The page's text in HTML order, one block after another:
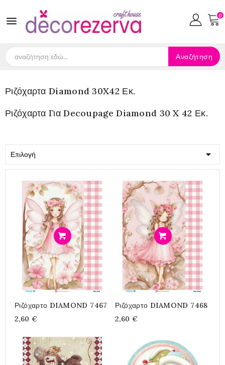
 0
Αναζήτηση
Ριζόχαρτα Diamond 30X42 Εκ.
Ριζόχαρτα Για Decoupage Diamond 30 X 42 Εκ.
Επιλογή 
Ριζόχαρτο DIAMOND 7467
2,60 €
Ριζόχαρτο DIAMOND 7468
2,60 €